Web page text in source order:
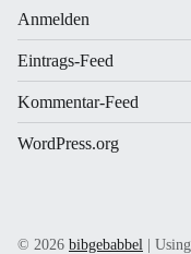
Anmelden
Eintrags-Feed
Kommentar-Feed
WordPress.org
© 2026 bibgebabbel | Using